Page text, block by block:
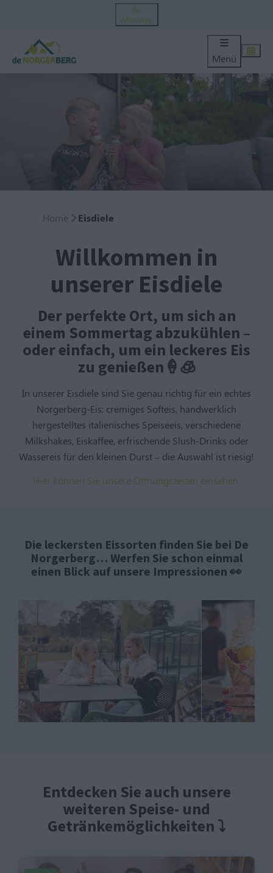
WhatsApp
Menü
Home Eisdiele
Willkommen in
unserer Eisdiele
Der perfekte Ort, um sich an
einem Sommertag abzukühlen –
oder einfach, um ein leckeres Eis
zu genießen🍦🧊
In unserer Eisdiele sind Sie genau richtig für ein echtes
Norgerberg-Eis: cremiges Softeis, handwerklich
hergestelltes italienisches Speiseeis, verschiedene
Milkshakes, Eiskaffee, erfrischende Slush-Drinks oder
Wassereis für den kleinen Durst – die Auswahl ist riesig!
Hier können Sie unsere Öffnungszeiten einsehen.
Die leckersten Eissorten finden Sie bei De
Norgerberg… Werfen Sie schon einmal
einen Blick auf unsere Impressionen 👀
Entdecken Sie auch unsere
weiteren Speise- und
Getränkemöglichkeiten ⤵︎